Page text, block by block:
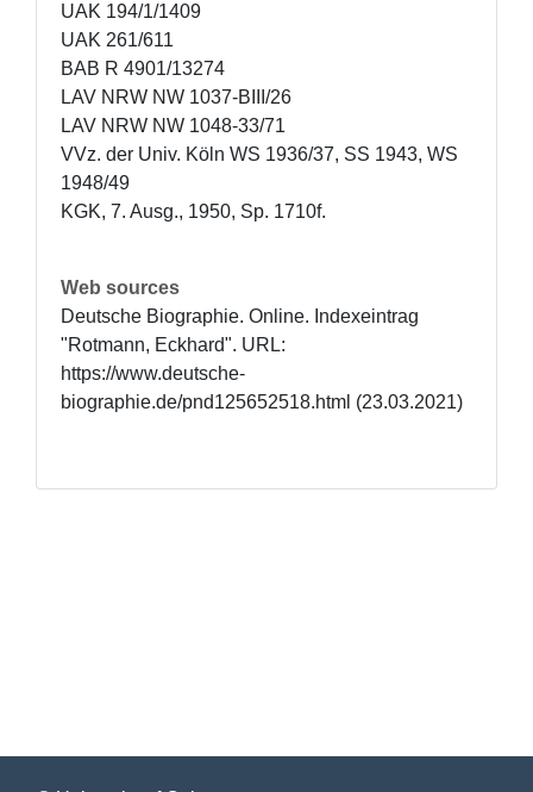
UAK 194/1/1409
UAK 261/611
BAB R 4901/13274
LAV NRW NW 1037-BIII/26
LAV NRW NW 1048-33/71
VVz. der Univ. Köln WS 1936/37, SS 1943, WS
1948/49
KGK, 7. Ausg., 1950, Sp. 1710f.
Web sources
Deutsche Biographie. Online. Indexeintrag
"Rotmann, Eckhard". URL:
https://www.deutsche-
biographie.de/pnd125652518.html (23.03.2021)